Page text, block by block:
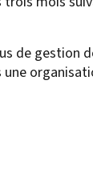
de gestion